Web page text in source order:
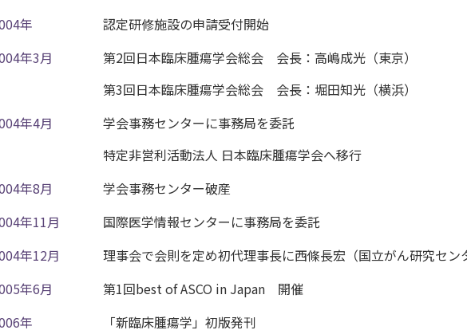
年
認定研修施設の申請受付開始
年3月
第2回日本臨床腫瘍学会総会 会長：高嶋成光（東京）
第3回日本臨床腫瘍学会総会 会長：堀田知光（横浜）
年4月
学会事務センターに事務局を委託
特定非営利活動法人 日本臨床腫瘍学会へ移行
年8月
学会事務センター破産
年11月
国際医学情報センターに事務局を委託
年12月
理事会で会則を定め初代理事長に西條長宏（国立がん研究セン
年6月
第1回best of ASCO in Japan 開催
年
「新臨床腫瘍学」初版発刊